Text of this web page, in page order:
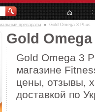
препараты Gold Omega 3 PLus
Gold
Gold Omega 3
магазине
цены, отзывы,
доставкой по